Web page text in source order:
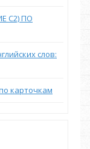
С2) ПО
слов:
карточкам